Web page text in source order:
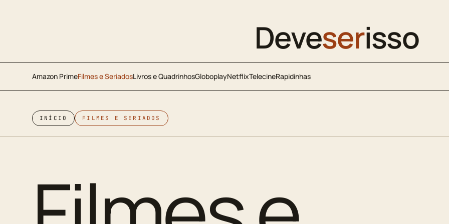
Deveserisso
Amazon PrimeFilmes e SeriadosLivros e QuadrinhosGloboplayNetflixTelecineRapidinhas
INÍCIO FILMES E SERIADOS